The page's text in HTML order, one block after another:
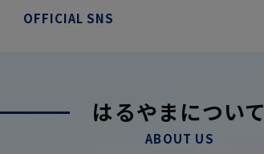
OFFICIAL SNS
はるやまについて
ABOUT US